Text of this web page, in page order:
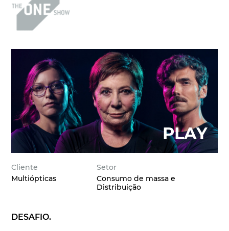
Cliente
Multiópticas
Setor
Consumo de massa e
Distribuição
DESAFIO.